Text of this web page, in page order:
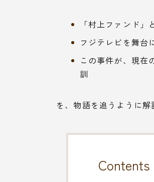
「村上ファンド
フジテレビを舞台
この事件が、現在
訓
を、物語を追うように解
Contents